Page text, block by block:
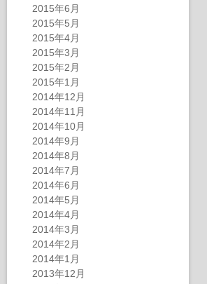
2015年6月
2015年5月
2015年4月
2015年3月
2015年2月
2015年1月
2014年12月
2014年11月
2014年10月
2014年9月
2014年8月
2014年7月
2014年6月
2014年5月
2014年4月
2014年3月
2014年2月
2014年1月
2013年12月